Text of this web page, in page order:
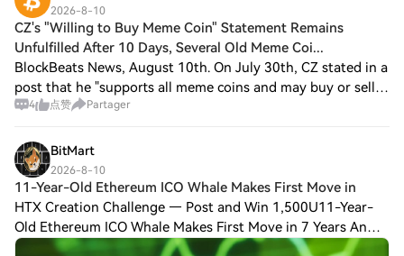
2026-8-10
CZ's "Willing to Buy Meme Coin" Statement Remains
Unfulfilled After 10 Days, Several Old Meme Coi...
BlockBeats News, August 10th. On July 30th, CZ stated in a
post that he "supports all meme coins and may buy or sell
one or two meme coins in the next few weeks to test some
4 点赞 Partager
BitMart
2026-8-10
11-Year-Old Ethereum ICO Whale Makes First Move in
HTX Creation Challenge — Post and Win 1,500U11-Year-
Old Ethereum ICO Whale Makes First Move in 7 Years An
Ethereum whale with a history dating back to the 2015